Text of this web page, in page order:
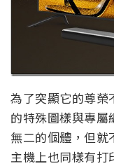
為了突顯它的尊榮
的特殊圖樣與專屬
無二的個體，但就
主機上也同樣有打